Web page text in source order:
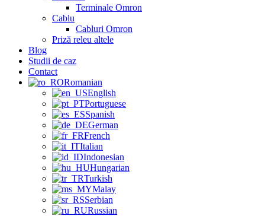
Terminale Omron
Cablu
Cabluri Omron
Priză releu altele
Blog
Studii de caz
Contact
Romanian
English
Portuguese
Spanish
German
French
Italian
Indonesian
Hungarian
Turkish
Malay
Serbian
Russian